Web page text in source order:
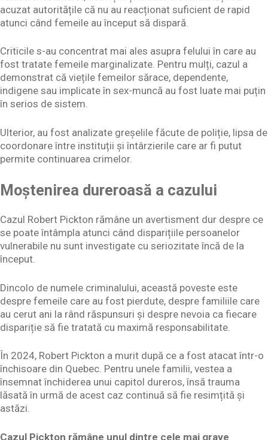
acuzat autoritățile că nu au reacționat suficient de rapid
atunci când femeile au început să dispară.
Criticile s-au concentrat mai ales asupra felului în care au
fost tratate femeile marginalizate. Pentru mulți, cazul a
demonstrat că viețile femeilor sărace, dependente,
indigene sau implicate în sex-muncă au fost luate mai puțin
în serios de sistem.
Ulterior, au fost analizate greșelile făcute de poliție, lipsa de
coordonare între instituții și întârzierile care ar fi putut
permite continuarea crimelor.
Moștenirea dureroasă a cazului
Cazul Robert Pickton rămâne un avertisment dur despre ce
se poate întâmpla atunci când disparițiile persoanelor
vulnerabile nu sunt investigate cu seriozitate încă de la
început.
Dincolo de numele criminalului, această poveste este
despre femeile care au fost pierdute, despre familiile care
au cerut ani la rând răspunsuri și despre nevoia ca fiecare
dispariție să fie tratată cu maximă responsabilitate.
În 2024, Robert Pickton a murit după ce a fost atacat într-o
închisoare din Quebec. Pentru unele familii, vestea a
însemnat închiderea unui capitol dureros, însă trauma
lăsată în urmă de acest caz continuă să fie resimțită și
astăzi.
Cazul Pickton rămâne unul dintre cele mai grave